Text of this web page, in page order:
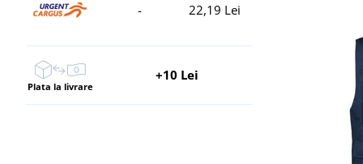
- 22,19 Lei
Plata la livrare
+10 Lei